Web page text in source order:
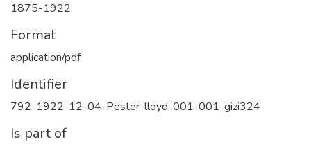
1875-1922
Format
application/pdf
Identifier
792-1922-12-04-Pester-lloyd-001-001-gizi324
Is part of